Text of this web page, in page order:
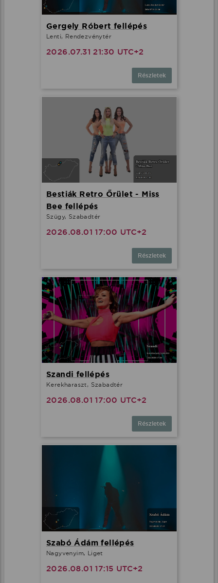
Gergely Róbert fellépés
Lenti, Rendezvénytér
2026.07.31 21:30 UTC+2
Részletek
Bestiák Retro Őrület - Miss
Bee fellépés
Szügy, Szabadtér
2026.08.01 17:00 UTC+2
Részletek
Szandi fellépés
Kerekharaszt, Szabadtér
2026.08.01 17:00 UTC+2
Részletek
Szabó Ádám fellépés
Nagyvenyim, Liget
2026.08.01 17:15 UTC+2